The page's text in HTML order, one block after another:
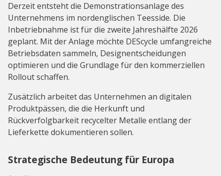
Derzeit entsteht die Demonstrationsanlage des
Unternehmens im nordenglischen Teesside. Die
Inbetriebnahme ist für die zweite Jahreshälfte 2026
geplant. Mit der Anlage möchte DEScycle umfangreiche
Betriebsdaten sammeln, Designentscheidungen
optimieren und die Grundlage für den kommerziellen
Rollout schaffen.
Zusätzlich arbeitet das Unternehmen an digitalen
Produktpässen, die die Herkunft und
Rückverfolgbarkeit recycelter Metalle entlang der
Lieferkette dokumentieren sollen.
Strategische Bedeutung für Europa